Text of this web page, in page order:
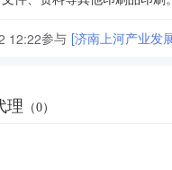
12:22参与 [济南上河产业发
理 （0）